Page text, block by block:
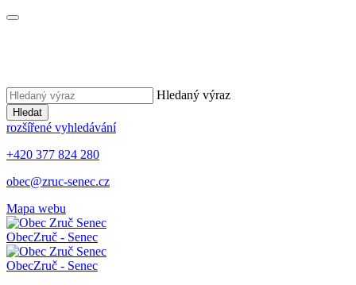
Hledaný výraz
Hledat
rozšířené vyhledávání
+420 377 824 280
obec@zruc-senec.cz
Mapa webu
ObecZruč - Senec
ObecZruč - Senec